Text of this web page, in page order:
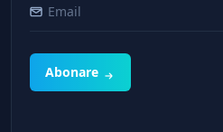
Abonare